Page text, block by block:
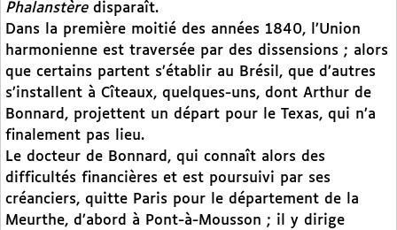
Phalanstère disparaît.
Dans la première moitié des années 1840, l’Union
harmonienne est traversée par des dissensions ; alors
que certains partent s’établir au Brésil, que d’autres
s’installent à Cîteaux, quelques-uns, dont Arthur de
Bonnard, projettent un départ pour le Texas, qui n’a
finalement pas lieu.
Le docteur de Bonnard, qui connaît alors des
difficultés financières et est poursuivi par ses
créanciers, quitte Paris pour le département de la
Meurthe, d’abord à Pont-à-Mousson ; il y dirige